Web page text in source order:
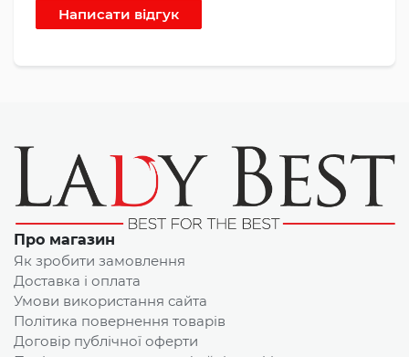
Про магазин
Як зробити замовлення
Доставка і оплата
Умови використання сайта
Політика повернення товарів
Договір публічної оферти